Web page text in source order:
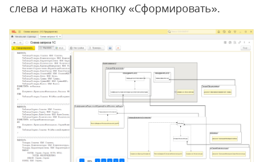
слева и нажать кнопку «Сформировать».